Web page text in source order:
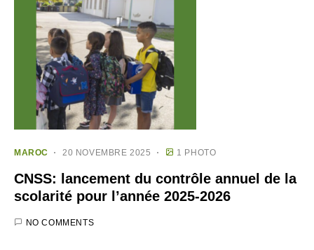
MAROC 20 NOVEMBRE 2025 1 PHOTO
CNSS: lancement du contrôle annuel de la
scolarité pour l’année 2025-2026
NO COMMENTS